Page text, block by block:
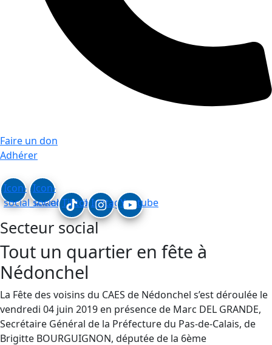
Faire un don
Adhérer
Icon-
social_linkedin
Icon-
social_facebook
TiktokInstagramYoutube
Secteur social
Tout un quartier en fête à
Nédonchel
La Fête des voisins du CAES de Nédonchel s’est déroulée le
vendredi 04 juin 2019 en présence de Marc DEL GRANDE,
Secrétaire Général de la Préfecture du Pas-de-Calais, de
Brigitte BOURGUIGNON, députée de la 6ème